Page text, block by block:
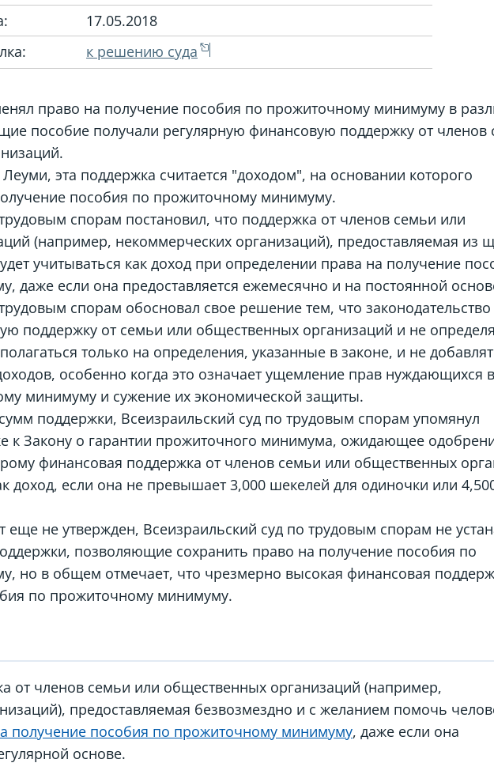
17.05.2018
к решению суда
право на получение пособия по прожиточному минимуму в
пособие получали регулярную финансовую поддержку от членов
эта поддержка считается "доходом", на основании которого
пособия по прожиточному минимуму.
спорам постановил, что поддержка от членов семьи или
(например, некоммерческих организаций), предоставляемая из
учитываться как доход при определении права на получение
даже если она предоставляется ежемесячно и на постоянной
спорам обосновал свое решение тем, что
поддержку от семьи или общественных организаций и не
только на определения, указанные в законе, и не
особенно когда это означает ущемление прав нуждающихся в
минимуму и сужение их экономической защиты.
поддержки, Всеизраильский суд по трудовым спорам упомянул
к Закону о гарантии прожиточного минимума, ожидающее
финансовая поддержка от членов семьи или общественных
доход, если она не превышает 3,000 шекелей для одиночки или
еще не утвержден, Всеизраильский суд по трудовым спорам не
позволяющие сохранить право на получение пособия по
но в общем отмечает, что чрезмерно высокая финансовая
по прожиточному минимуму.
от членов семьи или общественных организаций (например,
предоставляемая безвозмездно и с желанием помочь
получение пособия по прожиточному минимуму, даже если она
основе.